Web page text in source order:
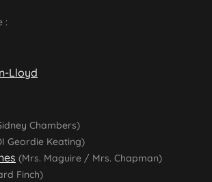
:
Lloyd
Chambers)
Geordie Keating)
(Mrs. Maguire / Mrs. Chapman)
Finch)